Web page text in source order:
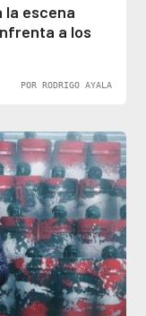
la escena
a los
POR RODRIGO AYALA